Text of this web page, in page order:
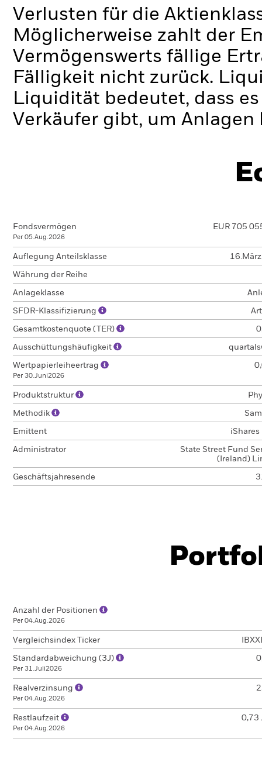
Verlusten für die
Möglicherweise zahlt der
Vermögenswerts fällige
Fälligkeit nicht zurück.
Liquidität bedeutet, dass
Verkäufer gibt, um
Fondsvermögen
Per 05.Aug.2026
EUR 705
Auflegung Anteilsklasse
Währung der Reihe
Anlageklasse
SFDR-Klassifizierung
Gesamtkostenquote (TER)
Ausschüttungshäufigkeit
Wertpapierleiheertrag
Per 30.Juni2026
Produktstruktur
Methodik
Emittent iShares
Administrator
State Street Fund
(Ireland)
Geschäftsjahresende
Anzahl der Positionen
Per 04.Aug.2026
Vergleichsindex Ticker
Standardabweichung (3J)
Per 31.Juli2026
Realverzinsung
Per 04.Aug.2026
Restlaufzeit
Per 04.Aug.2026
0,73